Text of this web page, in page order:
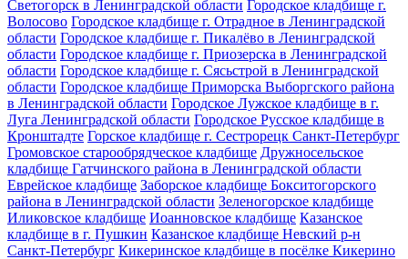
Светогорск в Ленинградской области Городское кладбище г.
Волосово Городское кладбище г. Отрадное в Ленинградской
области Городское кладбище г. Пикалёво в Ленинградской
области Городское кладбище г. Приозерска в Ленинградской
области Городское кладбище г. Сясьстрой в Ленинградской
области Городское кладбище Приморска Выборгского района
в Ленинградской области Городское Лужское кладбище в г.
Луга Ленинградской области Городское Русское кладбище в
Кронштадте Горское кладбище г. Сестрорецк Санкт-Петербург
Громовское старообрядческое кладбище Дружносельское
кладбище Гатчинского района в Ленинградской области
Еврейское кладбище Заборское кладбище Бокситогорского
района в Ленинградской области Зеленогорское кладбище
Иликовское кладбище Иоанновское кладбище Казанское
кладбище в г. Пушкин Казанское кладбище Невский р-н
Санкт-Петербург Кикеринское кладбище в посёлке Кикерино